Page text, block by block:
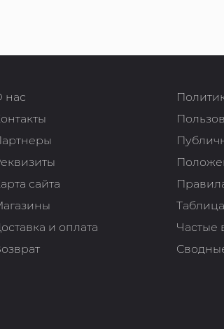
нас
сайта
и оплата
Частые